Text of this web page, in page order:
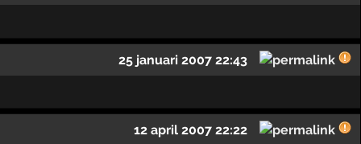
25 januari 2007 22:43
12 april 2007 22:22